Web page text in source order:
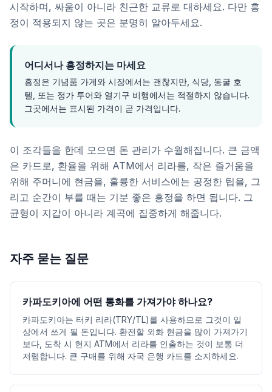
시작하며, 싸움이 아니라 친근한 교류로 대하세요. 다만 흥
정이 적용되지 않는 곳은 분명히 알아두세요.
어디서나 흥정하지는 마세요
흥정은 기념품 가게와 시장에서는 괜찮지만, 식당, 동굴 호
텔, 또는 정가 투어와 열기구 비행에서는 적절하지 않습니다.
그곳에서는 표시된 가격이 곧 가격입니다.
이 조각들을 한데 모으면 돈 관리가 수월해집니다. 큰 금액
은 카드로, 환율을 위해 ATM에서 리라를, 작은 즐거움을
위해 주머니에 현금을, 훌륭한 서비스에는 공정한 팁을, 그
리고 순간이 부를 때는 기분 좋은 흥정을 하면 됩니다. 그
균형이 지갑이 아니라 계곡에 집중하게 해줍니다.
자주 묻는 질문
카파도키아에 어떤 통화를 가져가야 하나요?
카파도키아는 터키 리라(TRY/TL)를 사용하므로 그것이 일
상에서 쓰게 될 돈입니다. 환전할 외화 현금을 많이 가져가기
보다, 도착 시 현지 ATM에서 리라를 인출하는 것이 보통 더
저렴합니다. 큰 구매를 위해 자국 은행 카드를 소지하세요.